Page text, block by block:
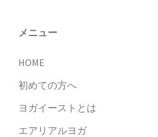
メニュー
HOME
初めての方へ
ヨガイーストとは
エアリアルヨガ